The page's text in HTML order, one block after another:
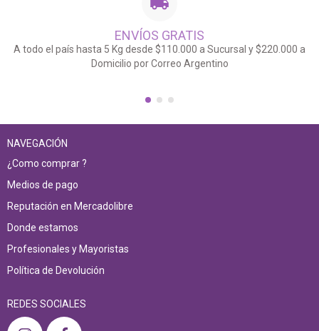
ENVÍOS GRATIS
A todo el país hasta 5 Kg desde $110.000 a Sucursal y $220.000 a
Domicilio por Correo Argentino
NAVEGACIÓN
¿Como comprar ?
Medios de pago
Reputación en Mercadolibre
Donde estamos
Profesionales y Mayoristas
Política de Devolución
REDES SOCIALES